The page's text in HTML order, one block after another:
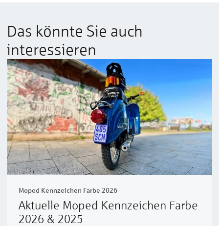
Das könnte Sie auch
interessieren
Moped Kennzeichen Farbe 2026
Aktuelle Moped Kennzeichen Farbe
2026 & 2025